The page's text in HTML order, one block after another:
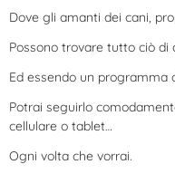
Dove gli amanti dei cani,
Possono trovare tutto ciò di
Ed essendo un programma
Potrai seguirlo
cellulare o tablet…
Ogni volta che vorrai.